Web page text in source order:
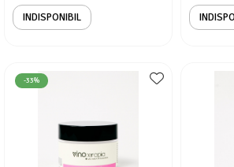
INDISPONIBIL
-33%